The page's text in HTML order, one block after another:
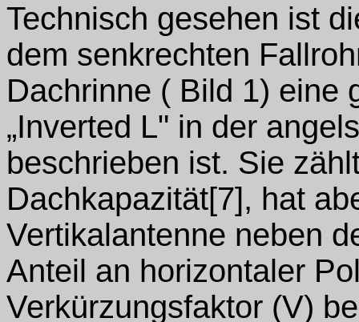
Technisch gesehen ist
dem senkrechten
Dachrinne ( Bild 1) eine
„Inverted L" in der
beschrieben ist. Sie
Dachkapazität[7], hat
Vertikalantenne neben
Anteil an horizontaler
Verkürzungsfaktor (V)